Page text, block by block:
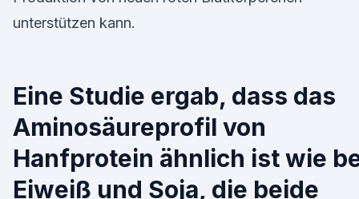
unterstützen kann.
Eine Studie ergab, dass das
Aminosäureprofil von
Hanfprotein ähnlich ist wie
Eiweiß und Soja, die beide